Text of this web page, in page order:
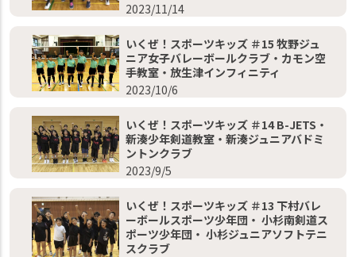
2023/11/14
いくぜ！スポーツキッズ ＃15 牧野ジュ
ニア女子バレーボールクラブ・カモン空
手教室・放生津インフィニティ
2023/10/6
いくぜ！スポーツキッズ ＃14 B-JETS・
新湊少年剣道教室・新湊ジュニアバドミ
ントンクラブ
2023/9/5
いくぜ！スポーツキッズ ＃13 下村バレ
ーボールスポーツ少年団・ 小杉南剣道ス
ポーツ少年団・ 小杉ジュニアソフトテニ
スクラブ